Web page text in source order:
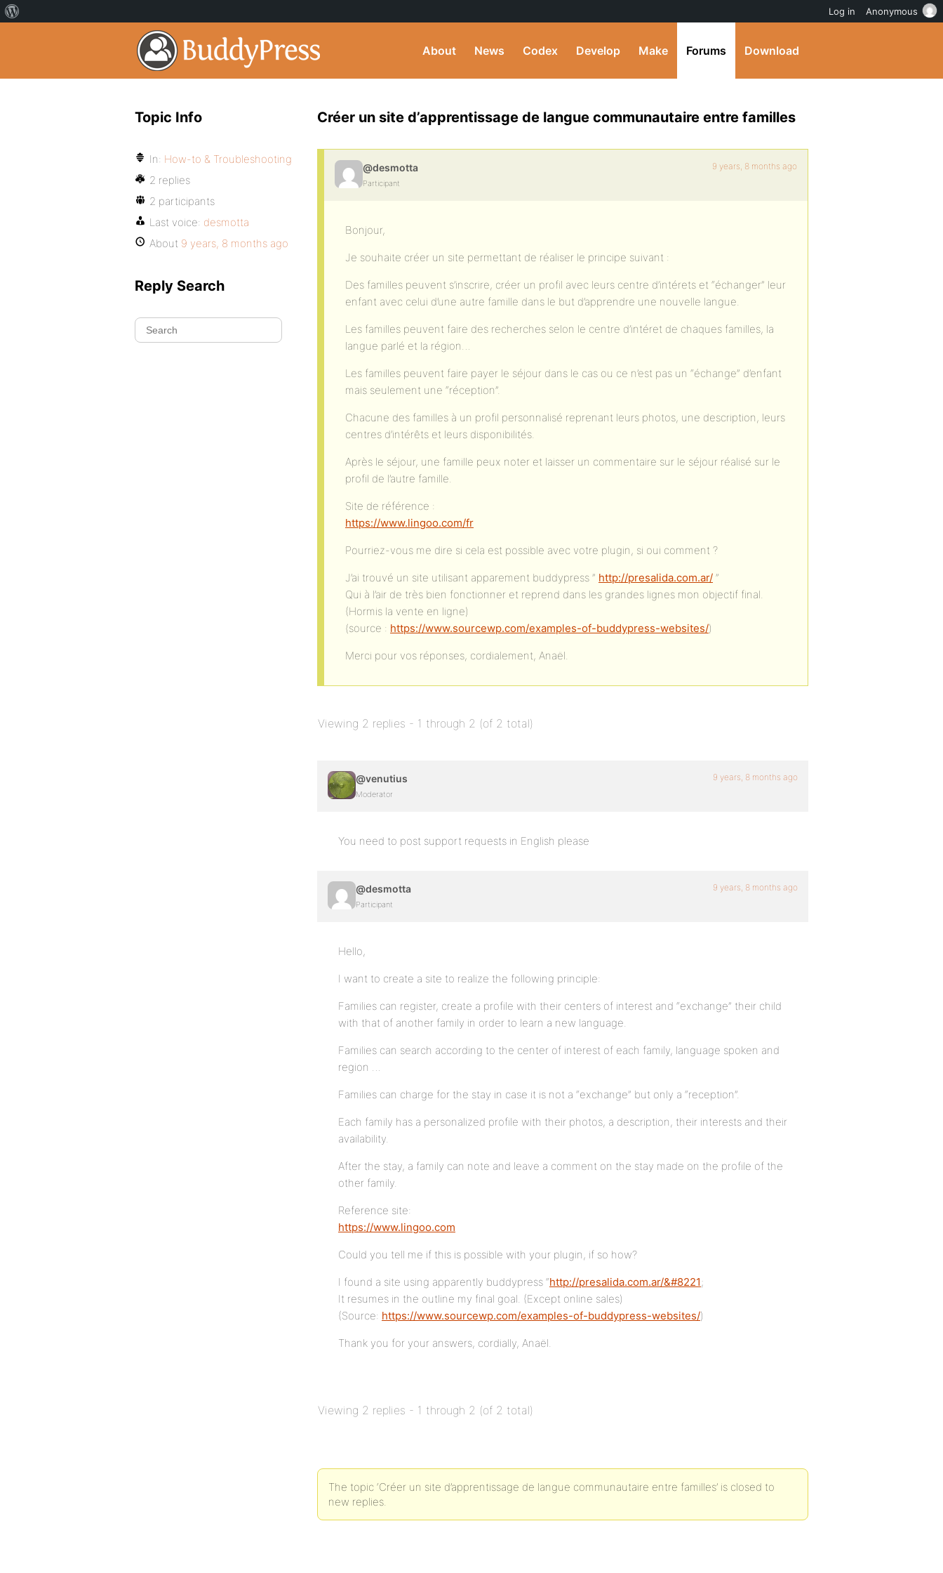
About News Codex Develop Make Forums Download
Créer un site d’apprentissage de langue communautaire entre familles
@desmotta
Participant
9 years, 8 months ago
Bonjour,
Je souhaite créer un site permettant de réaliser le principe suivant :
Des familles peuvent s’inscrire, créer un profil avec leurs centre d’intérets et “échanger” leur
enfant avec celui d’une autre famille dans le but d’apprendre une nouvelle langue.
Les familles peuvent faire des recherches selon le centre d’intéret de chaques familles, la
langue parlé et la région…
Les familles peuvent faire payer le séjour dans le cas ou ce n’est pas un “échange” d’enfant
mais seulement une “réception”.
Chacune des familles à un profil personnalisé reprenant leurs photos, une description, leurs
centres d’intérêts et leurs disponibilités.
Après le séjour, une famille peux noter et laisser un commentaire sur le séjour réalisé sur le
profil de l’autre famille.
Site de référence :
https://www.lingoo.com/fr
Pourriez-vous me dire si cela est possible avec votre plugin, si oui comment ?
J’ai trouvé un site utilisant apparement buddypress ” http://presalida.com.ar/ ”
Qui à l’air de très bien fonctionner et reprend dans les grandes lignes mon objectif final.
(Hormis la vente en ligne)
(source : https://www.sourcewp.com/examples-of-buddypress-websites/)
Merci pour vos réponses, cordialement, Anaël.
Viewing 2 replies - 1 through 2 (of 2 total)
@venutius
Moderator
9 years, 8 months ago
You need to post support requests in English please
@desmotta
Participant
9 years, 8 months ago
Hello,
I want to create a site to realize the following principle:
Families can register, create a profile with their centers of interest and “exchange” their child
with that of another family in order to learn a new language.
Families can search according to the center of interest of each family, language spoken and
region …
Families can charge for the stay in case it is not a “exchange” but only a “reception”.
Each family has a personalized profile with their photos, a description, their interests and their
availability.
After the stay, a family can note and leave a comment on the stay made on the profile of the
other family.
Reference site:
https://www.lingoo.com
Could you tell me if this is possible with your plugin, if so how?
I found a site using apparently buddypress “http://presalida.com.ar/&#8221;
It resumes in the outline my final goal. (Except online sales)
(Source: https://www.sourcewp.com/examples-of-buddypress-websites/)
Thank you for your answers, cordially, Anaël.
Viewing 2 replies - 1 through 2 (of 2 total)
The topic ‘Créer un site d’apprentissage de langue communautaire entre familles’ is closed to
new replies.
Topic Info
In: How-to & Troubleshooting
2 replies
2 participants
Last voice: desmotta
About 9 years, 8 months ago
Reply Search
Log in Anonymous